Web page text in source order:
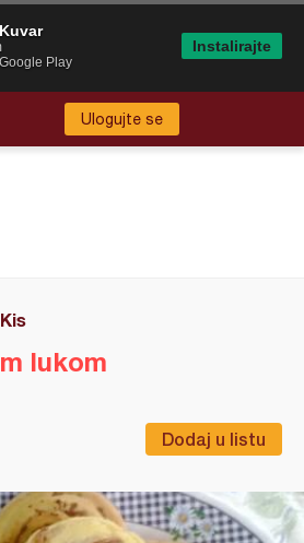
Ulogujte se
Dodaj u listu
lukom
Play
Instalirajte